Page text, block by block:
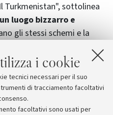
i cookie
tecnici necessari per il suo
di tracciamento facoltativi
facoltativi sono usati per
Turkmenistan", sottolinea
un luogo bizzarro e
gli stessi schemi e la
in occidente, ma è anche
dal punto di
di reperti ancora da
di ricerca è di